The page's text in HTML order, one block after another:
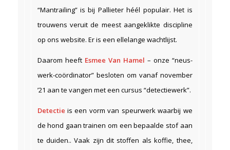
“Mantrailing” is bij Pallieter héél populair. Het is
trouwens veruit de meest aangeklikte discipline
op ons website. Er is een ellelange wachtlijst.
Daarom heeft Esmee Van Hamel – onze “neus-
werk-coördinator” besloten om vanaf november
’21 aan te vangen met een cursus “detectiewerk”.
Detectie is een vorm van speurwerk waarbij we
de hond gaan trainen om een bepaalde stof aan
te duiden.. Vaak zijn dit stoffen als koffie, thee,